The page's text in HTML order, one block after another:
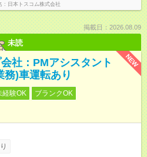
日本トスコム株式会社
掲載日：2026.08.09
未読
NEW
社：PMアシスタント
務)車運転あり
経験OK
ブランクOK